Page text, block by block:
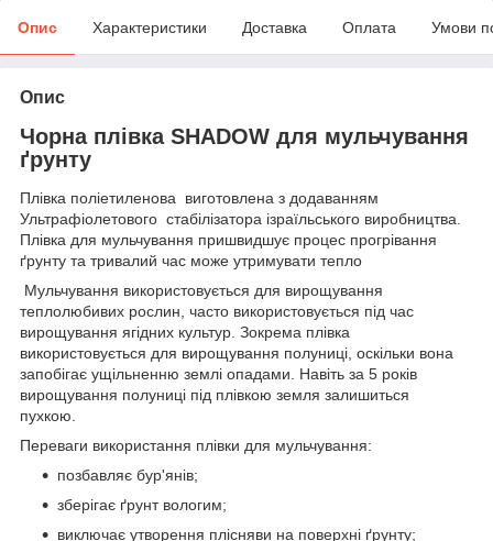
Опис Характеристики Доставка Оплата Умови
Опис
Чорна плівка SHADOW для мульчування
ґрунту
Плівка поліетиленова виготовлена з додаванням
Ультрафіолетового стабілізатора ізраїльського виробництва.
Плівка для мульчування пришвидшує процес прогрівання
ґрунту та тривалий час може утримувати тепло
Мульчування використовується для вирощування
теплолюбивих рослин, часто використовується під час
вирощування ягідних культур. Зокрема плівка
використовується для вирощування полуниці, оскільки вона
запобігає ущільненню землі опадами. Навіть за 5 років
вирощування полуниці під плівкою земля залишиться
пухкою.
Переваги використання плівки для мульчування:
позбавляє бур'янів;
зберігає ґрунт вологим;
виключає утворення плісняви на поверхні ґрунту;